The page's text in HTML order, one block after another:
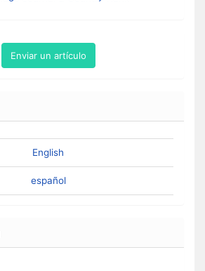
Enviar un artículo
English
español